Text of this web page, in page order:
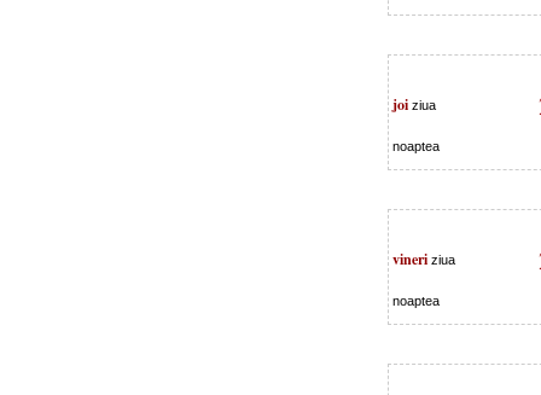
joi ziua
noaptea
vineri ziua
noaptea